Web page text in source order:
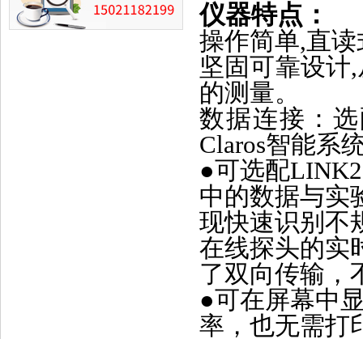
仪器特点：
操作简单,直
坚固可靠设计
的测量。
数据连接：
Claros智能系
●可选配
中的数据与实
现快速识别不
在线探头的实
了双向传输，
●可在屏幕中
率，也无需打